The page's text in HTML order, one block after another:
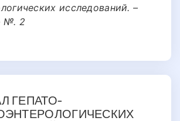
исследований. –
№. 2
ГЕПАТО-